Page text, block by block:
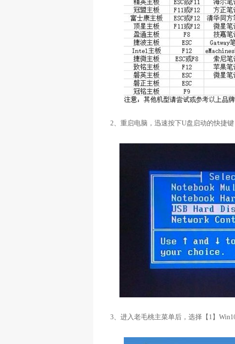
2、重启电脑，迅速按下U盘启动的快捷
3、进入老毛桃主菜单后，选择【 1 】